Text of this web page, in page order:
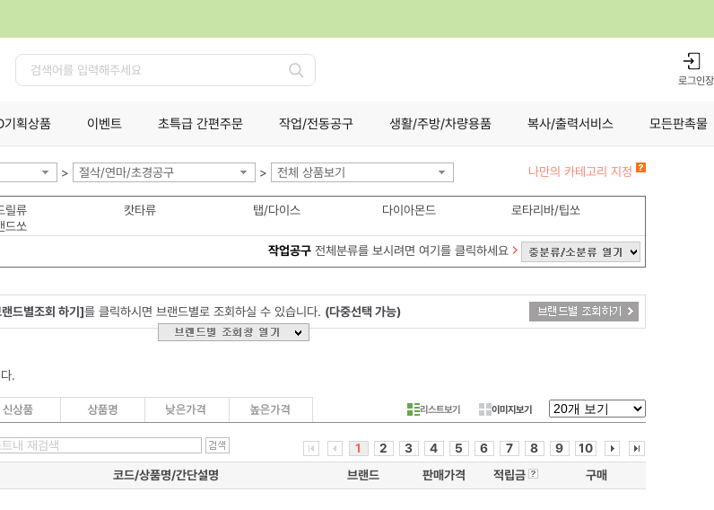
검
로그인
기획상품 이벤트 초특급 간편주문 작업/전동공구 생활/주방/차량용품 복사/출력서비스 모든판촉물
> 절삭/연마/초경공구 > 전체 상품보기 나만의 카테고리 지정
릴류 캇타류 탭/다이스 다이아몬드
로타리바/팁쏘
드쏘
작업공구전체분류를 보시려면 여기를 클릭하세요
드별조회 하기]를 클릭하시면 브랜드별로 조회하실 수 있습니다. (다중선택 가능)
.
리스트보기 이미지보기
1 2 3 4 5 6 7 8 9
10
코드/상품명/간단설명 브랜드 판매가격 적립금 구매